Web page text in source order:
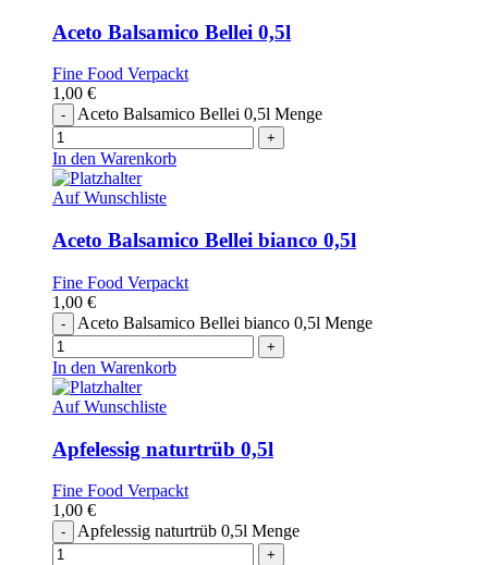
Aceto Balsamico Bellei 0,5l
Fine Food Verpackt
1,00 €
Aceto Balsamico Bellei 0,5l Menge
In den Warenkorb
Auf Wunschliste
Aceto Balsamico Bellei bianco 0,5l
Fine Food Verpackt
1,00 €
Aceto Balsamico Bellei bianco 0,5l Menge
In den Warenkorb
Auf Wunschliste
Apfelessig naturtrüb 0,5l
Fine Food Verpackt
1,00 €
Apfelessig naturtrüb 0,5l Menge